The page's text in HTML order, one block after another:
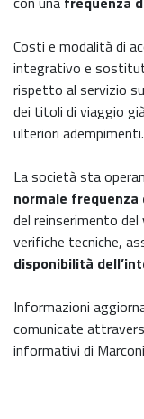
Costi e modalità di
integrativo e
rispetto al servizio
dei titoli di viaggio
ulteriori adempimenti.
La società sta
normale
del reinserimento
verifiche tecniche,
disponibilità
Informazioni
comunicate
informativi di